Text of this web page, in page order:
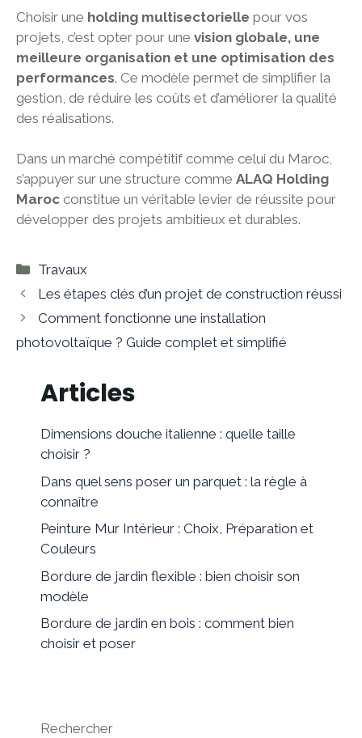
Choisir une holding multisectorielle pour vos
projets, c’est opter pour une vision globale, une
meilleure organisation et une optimisation des
performances. Ce modèle permet de simplifier la
gestion, de réduire les coûts et d’améliorer la qualité
des réalisations.
Dans un marché compétitif comme celui du Maroc,
s’appuyer sur une structure comme ALAQ Holding
Maroc constitue un véritable levier de réussite pour
développer des projets ambitieux et durables.
Catégories
Travaux
Les étapes clés d’un projet de construction réussi
Comment fonctionne une installation
photovoltaïque ? Guide complet et simplifié
Articles
Dimensions douche italienne : quelle taille
choisir ?
Dans quel sens poser un parquet : la règle à
connaître
Peinture Mur Intérieur : Choix, Préparation et
Couleurs
Bordure de jardin flexible : bien choisir son
modèle
Bordure de jardin en bois : comment bien
choisir et poser
Rechercher